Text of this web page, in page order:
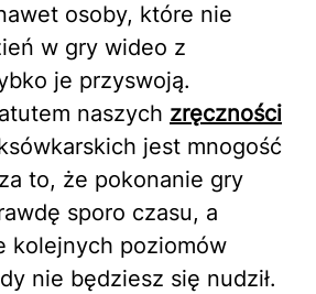
osoby, które nie
w gry wideo z
je przyswoją.
naszych zręczności
jest mnogość
to, że pokonanie gry
sporo czasu, a
kolejnych poziomów
nie będziesz się nudził.